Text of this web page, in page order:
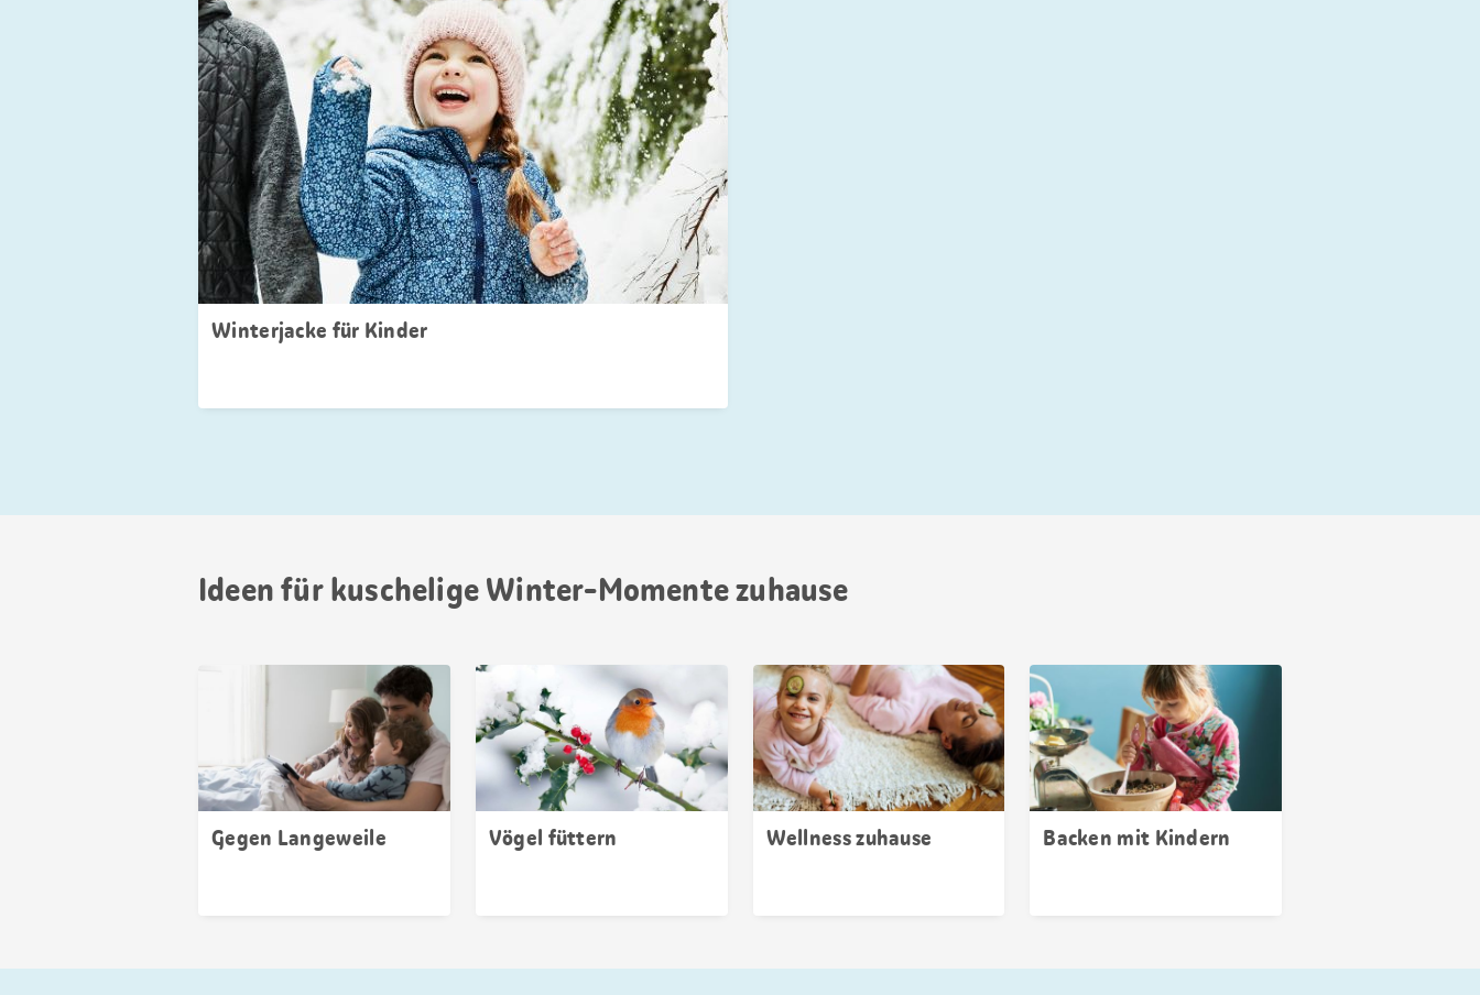
Winterjacke für Kinder
Ideen für kuschelige Winter-Momente zuhause
Gegen Langeweile Vögel füttern Wellness zuhause Backen mit Kindern